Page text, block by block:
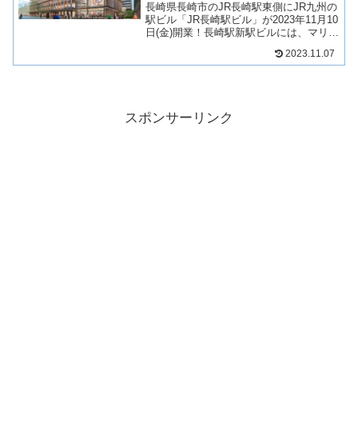
長崎県長崎市のJR長崎駅東側にJR九州の
駅ビル「JR長崎駅ビル」が2023年11月10
日(金)開業！長崎駅新駅ビルには、マリオ
「アミュプラザ長崎新館」には1階から5
2023.11.07
スポンサーリンク